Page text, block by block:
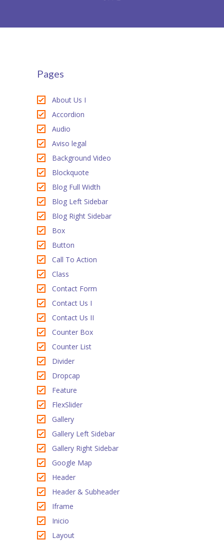
FAQs
Pages
About Us I
Accordion
Audio
Aviso legal
Background Video
Blockquote
Blog Full Width
Blog Left Sidebar
Blog Right Sidebar
Box
Button
Call To Action
Class
Contact Form
Contact Us I
Contact Us II
Counter Box
Counter List
Divider
Dropcap
Feature
FlexSlider
Gallery
Gallery Left Sidebar
Gallery Right Sidebar
Google Map
Header
Header & Subheader
Iframe
Inicio
Layout